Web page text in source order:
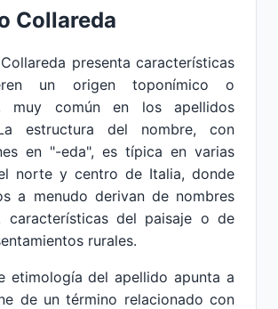
Collareda
presenta características
un origen toponímico o
muy común en los apellidos
estructura del nombre, con
en "-eda", es típica en varias
norte y centro de Italia, donde
a menudo derivan de nombres
características del paisaje o de
rurales.
etimología del apellido apunta a
de un término relacionado con